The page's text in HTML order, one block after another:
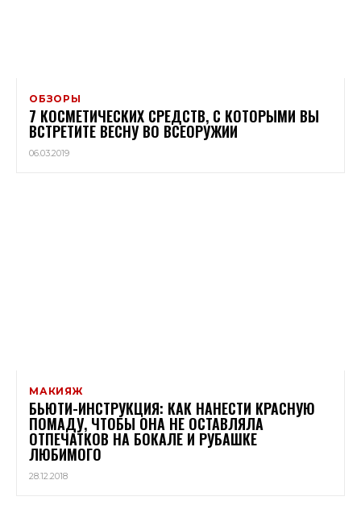
ОБЗОРЫ
7 КОСМЕТИЧЕСКИХ СРЕДСТВ, С КОТОРЫМИ ВЫ
ВСТРЕТИТЕ ВЕСНУ ВО ВСЕОРУЖИИ
06.03.2019
МАКИЯЖ
БЬЮТИ-ИНСТРУКЦИЯ: КАК НАНЕСТИ КРАСНУЮ
ПОМАДУ, ЧТОБЫ ОНА НЕ ОСТАВЛЯЛА
ОТПЕЧАТКОВ НА БОКАЛЕ И РУБАШКЕ
ЛЮБИМОГО
28.12.2018